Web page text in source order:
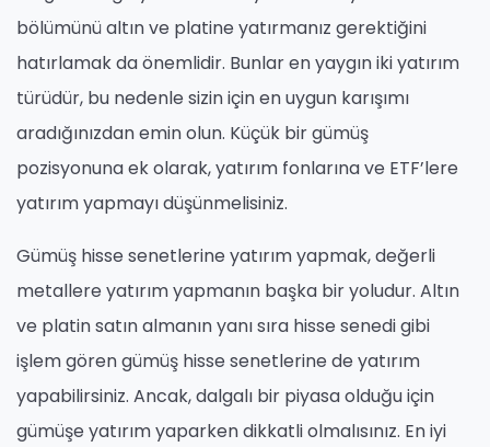
bölümünü altın ve platine yatırmanız gerektiğini
hatırlamak da önemlidir. Bunlar en yaygın iki yatırım
türüdür, bu nedenle sizin için en uygun karışımı
aradığınızdan emin olun. Küçük bir gümüş
pozisyonuna ek olarak, yatırım fonlarına ve ETF’lere
yatırım yapmayı düşünmelisiniz.
Gümüş hisse senetlerine yatırım yapmak, değerli
metallere yatırım yapmanın başka bir yoludur. Altın
ve platin satın almanın yanı sıra hisse senedi gibi
işlem gören gümüş hisse senetlerine de yatırım
yapabilirsiniz. Ancak, dalgalı bir piyasa olduğu için
gümüşe yatırım yaparken dikkatli olmalısınız. En iyi